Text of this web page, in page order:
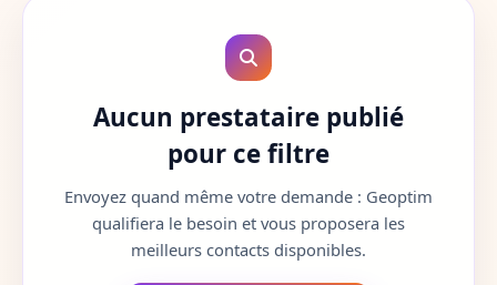
Cantal
Charente-Maritime
Aucun prestataire publié
pour ce filtre
Envoyez quand même votre demande : Geoptim
qualifiera le besoin et vous proposera les
meilleurs contacts disponibles.